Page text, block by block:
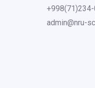
admin@nru-